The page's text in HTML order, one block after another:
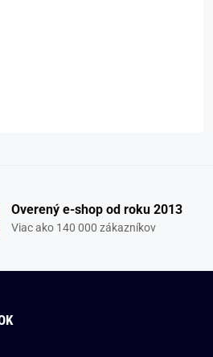
Overený e-shop od roku 2013
Viac ako 140 000 zákazníkov